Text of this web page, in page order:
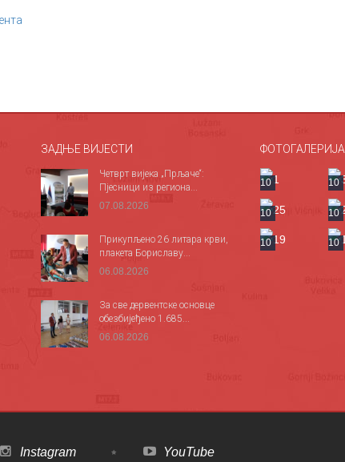
ЗАДЊЕ ВИЈЕСТИ
Четврт вијека „Прљаче“:
Пјесници из региона...
07.08.2026
Прикупљено 26 литара крви,
плакета Бориславу...
06.08.2026
За све дервентске основце
обезбијеђено 1.685...
06.08.2026
ФОТОГАЛЕРИЈА
10 10
10 10
10 10
Instagram YouTube